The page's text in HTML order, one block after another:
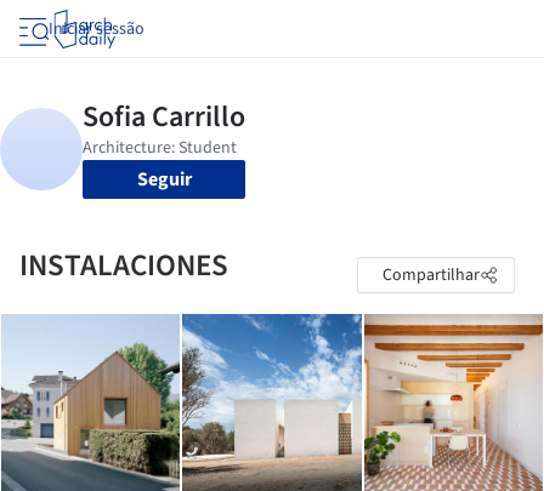
Iniciar sessão
Seguir
INSTALACIONES Compartilhar